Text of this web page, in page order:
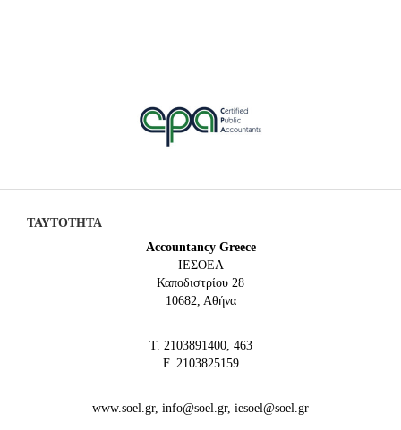
ΤΑΥΤΟΤΗΤΑ
Accountancy Greece
IEΣΟΕΛ
Καποδιστρίου 28
10682, Αθήνα
Τ. 2103891400, 463
F. 2103825159
www.soel.gr, info@soel.gr, iesoel@soel.gr